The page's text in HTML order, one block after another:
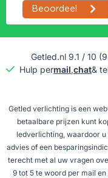
Getled.nl 9.1 / 10 (
Hulp permail,chat&
Getled verlichting is een
betaalbare prijzen kunt
ledverlichting, waardoor
advies of een
terecht met al uw vragen
9 tot 5 te woord per mail